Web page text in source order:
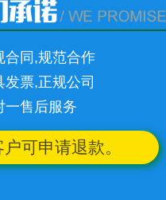
合同,规范合作
发票,正规公司
一售后服务
可申请退款。